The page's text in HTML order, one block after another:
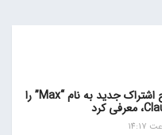
آنتروپیک امروز یک طرح اشتراک جدید به نام “Max” را